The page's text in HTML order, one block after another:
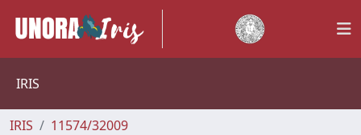
IRIS
IRIS 11574/32009